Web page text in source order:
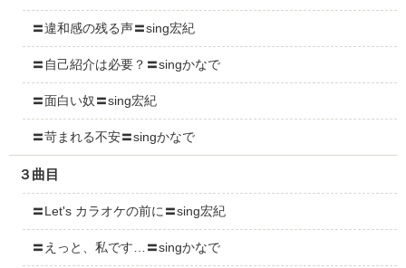
〓違和感の残る声〓sing宏紀
〓自己紹介は必要？〓singかなで
〓面白い奴〓sing宏紀
〓苛まれる不安〓singかなで
３曲目
〓Let's カラオケの前に〓sing宏紀
〓えっと、私です…〓singかなで